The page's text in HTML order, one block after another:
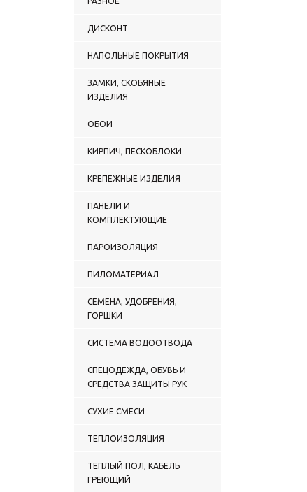
ДИСКОНТ
НАПОЛЬНЫЕ ПОКРЫТИЯ
ЗАМКИ, СКОБЯНЫЕ
ИЗДЕЛИЯ
ОБОИ
КИРПИЧ, ПЕСКОБЛОКИ
КРЕПЕЖНЫЕ ИЗДЕЛИЯ
ПАНЕЛИ И
КОМПЛЕКТУЮЩИЕ
ПАРОИЗОЛЯЦИЯ
ПИЛОМАТЕРИАЛ
СЕМЕНА, УДОБРЕНИЯ,
ГОРШКИ
СИСТЕМА ВОДООТВОДА
СПЕЦОДЕЖДА, ОБУВЬ И
СРЕДСТВА ЗАЩИТЫ РУК
СУХИЕ СМЕСИ
ТЕПЛОИЗОЛЯЦИЯ
ТЕПЛЫЙ ПОЛ, КАБЕЛЬ
ГРЕЮЩИЙ